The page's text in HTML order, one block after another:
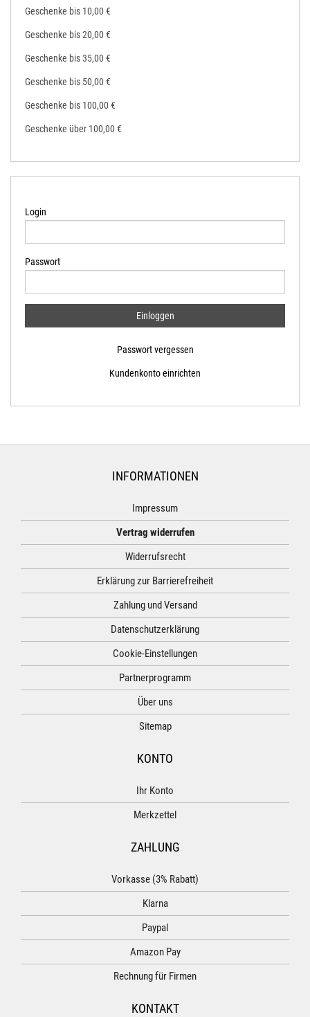
Geschenke bis 10,00 €
Geschenke bis 20,00 €
Geschenke bis 35,00 €
Geschenke bis 50,00 €
Geschenke bis 100,00 €
Geschenke über 100,00 €
Login
Passwort
Passwort vergessen
Kundenkonto einrichten
INFORMATIONEN
Impressum
Vertrag widerrufen
Widerrufsrecht
Erklärung zur Barrierefreiheit
Zahlung und Versand
Datenschutzerklärung
Cookie-Einstellungen
Partnerprogramm
Über uns
Sitemap
KONTO
Ihr Konto
Merkzettel
ZAHLUNG
Vorkasse (3% Rabatt)
Klarna
Paypal
Amazon Pay
Rechnung für Firmen
KONTAKT